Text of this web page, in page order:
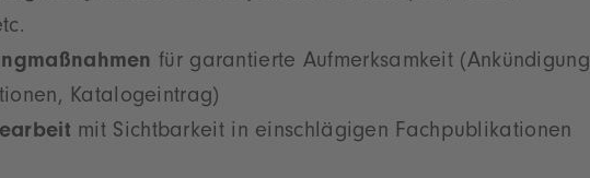
für garantierte Aufmerksamkeit (Ankündigung
Katalogeintrag)
mit Sichtbarkeit in einschlägigen Fachpublikationen